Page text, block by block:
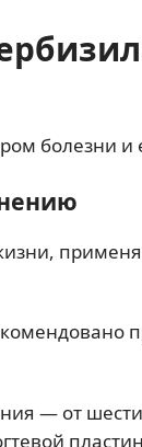
болезни и
— от